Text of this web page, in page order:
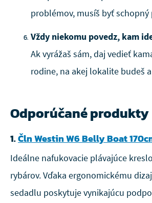
problémov, musíš byť
Vždy niekomu povedz, kam
Ak vyrážaš sám, daj vedieť
rodine, na akej lokalite budeš
Odporúčané produkty
1.Čln Westin W6 Belly Boat
Ideálne nafukovacie plávajúce
rybárov. Vďaka ergonomickému
sedadlu poskytuje vynikajúcu